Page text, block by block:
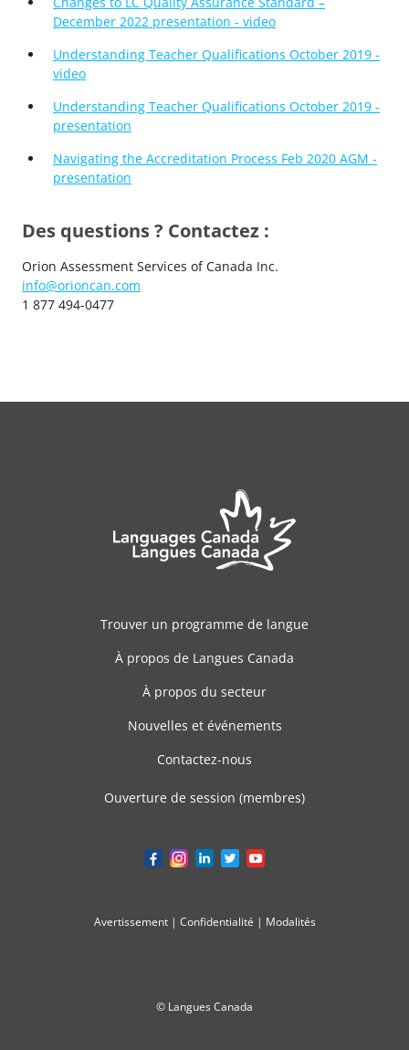
December 2022 presentation - video
Understanding Teacher Qualifications October 2019 -
video
Understanding Teacher Qualifications October 2019 -
presentation
Navigating the Accreditation Process Feb 2020 AGM -
presentation
Des questions ? Contactez :
Orion Assessment Services of Canada Inc.
info@orioncan.com
1 877 494-0477
Trouver un programme de langue
À propos de Langues Canada
À propos du secteur
Nouvelles et événements
Contactez-nous
Ouverture de session (membres)
Avertissement| Confidentialité | Modalités
© Langues Canada